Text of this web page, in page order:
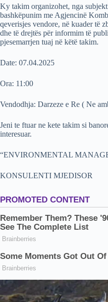
Ky takim organizohet, nga
bashkëpunim me Agjencinë
qeverisjes vendore, në kuader të
dhe të drejtës për informim të
pjesemarrjen tuaj në këtë takim.
Date: 07.04.2025
Ora: 11:00
Vendodhja: Darzeze e Re ( Ne
Jeni te ftuar ne kete takim si
interesuar.
“ENVIRONMENTAL
KONSULENTI MJEDISOR